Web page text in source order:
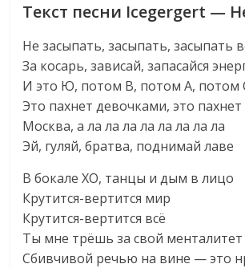
Текст песни Icegergert —
Не засыпать, засыпать, засыпать
За косарь, зависай, запасайся
И это Ю, потом В, потом А, потом
Это пахнет девочками, это
Москва, а ла ла ла ла ла ла ла ла
Эй, гуляй, братва, поднимай лаве
В бокале ХО, танцы и дым в лицо
Крутится-вертится мир
Крутится-вертится всё
Ты мне трёшь за свой менталитет
Сбивчивой речью на вине — это